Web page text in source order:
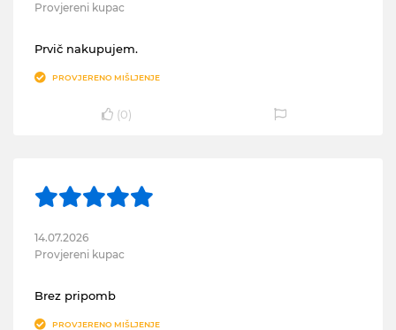
Provjereni kupac
Prvič nakupujem.
PROVJERENO MIŠLJENJE
(0)
14.07.2026
Provjereni kupac
Brez pripomb
PROVJERENO MIŠLJENJE